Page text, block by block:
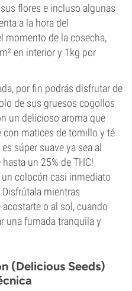
flores e incluso algunas
a la hora del
momento de la cosecha,
en interior y 1kg por
por fin podrás disfrutar de
de sus gruesos cogollos
un delicioso aroma que
matices de tomillo y té
súper suave ya sea al
un 25% de THC!
colocón casi inmediato
mientras
o al sol, cuando
una fumada tranquila y
(Delicious Seeds)